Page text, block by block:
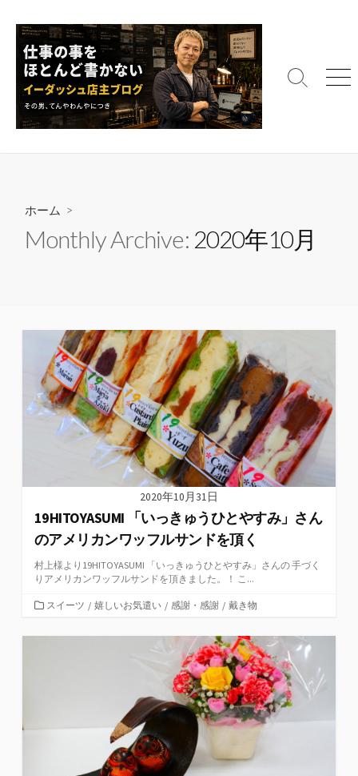
キ
検
メ
ホーム >
Monthly Archive: 2020年10月
2020年10月31日
19HITOYASUMI 「いっきゅうひとやすみ」さん
のアメリカンワッフルサンドを頂く
村上様より19HITOYASUMI 「いっきゅうひとやすみ」さんの 手づく
りアメリカンワッフルサンドを頂きました。！ こ...
カ
ゴ
スイーツ / 嬉しいお気遣い / 感謝・感謝 / 戴き物